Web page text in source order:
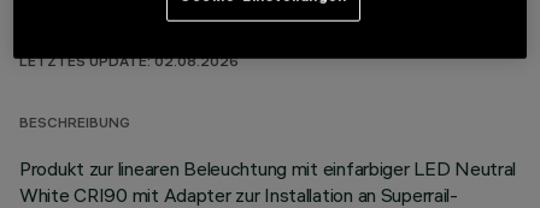
TECHNISCHE DATEN
LETZTES UPDATE: 02.08.2026
BESCHREIBUNG
Produkt zur linearen Beleuchtung mit einfarbiger LED Neutral
White CRI90 mit Adapter zur Installation an Superrail-